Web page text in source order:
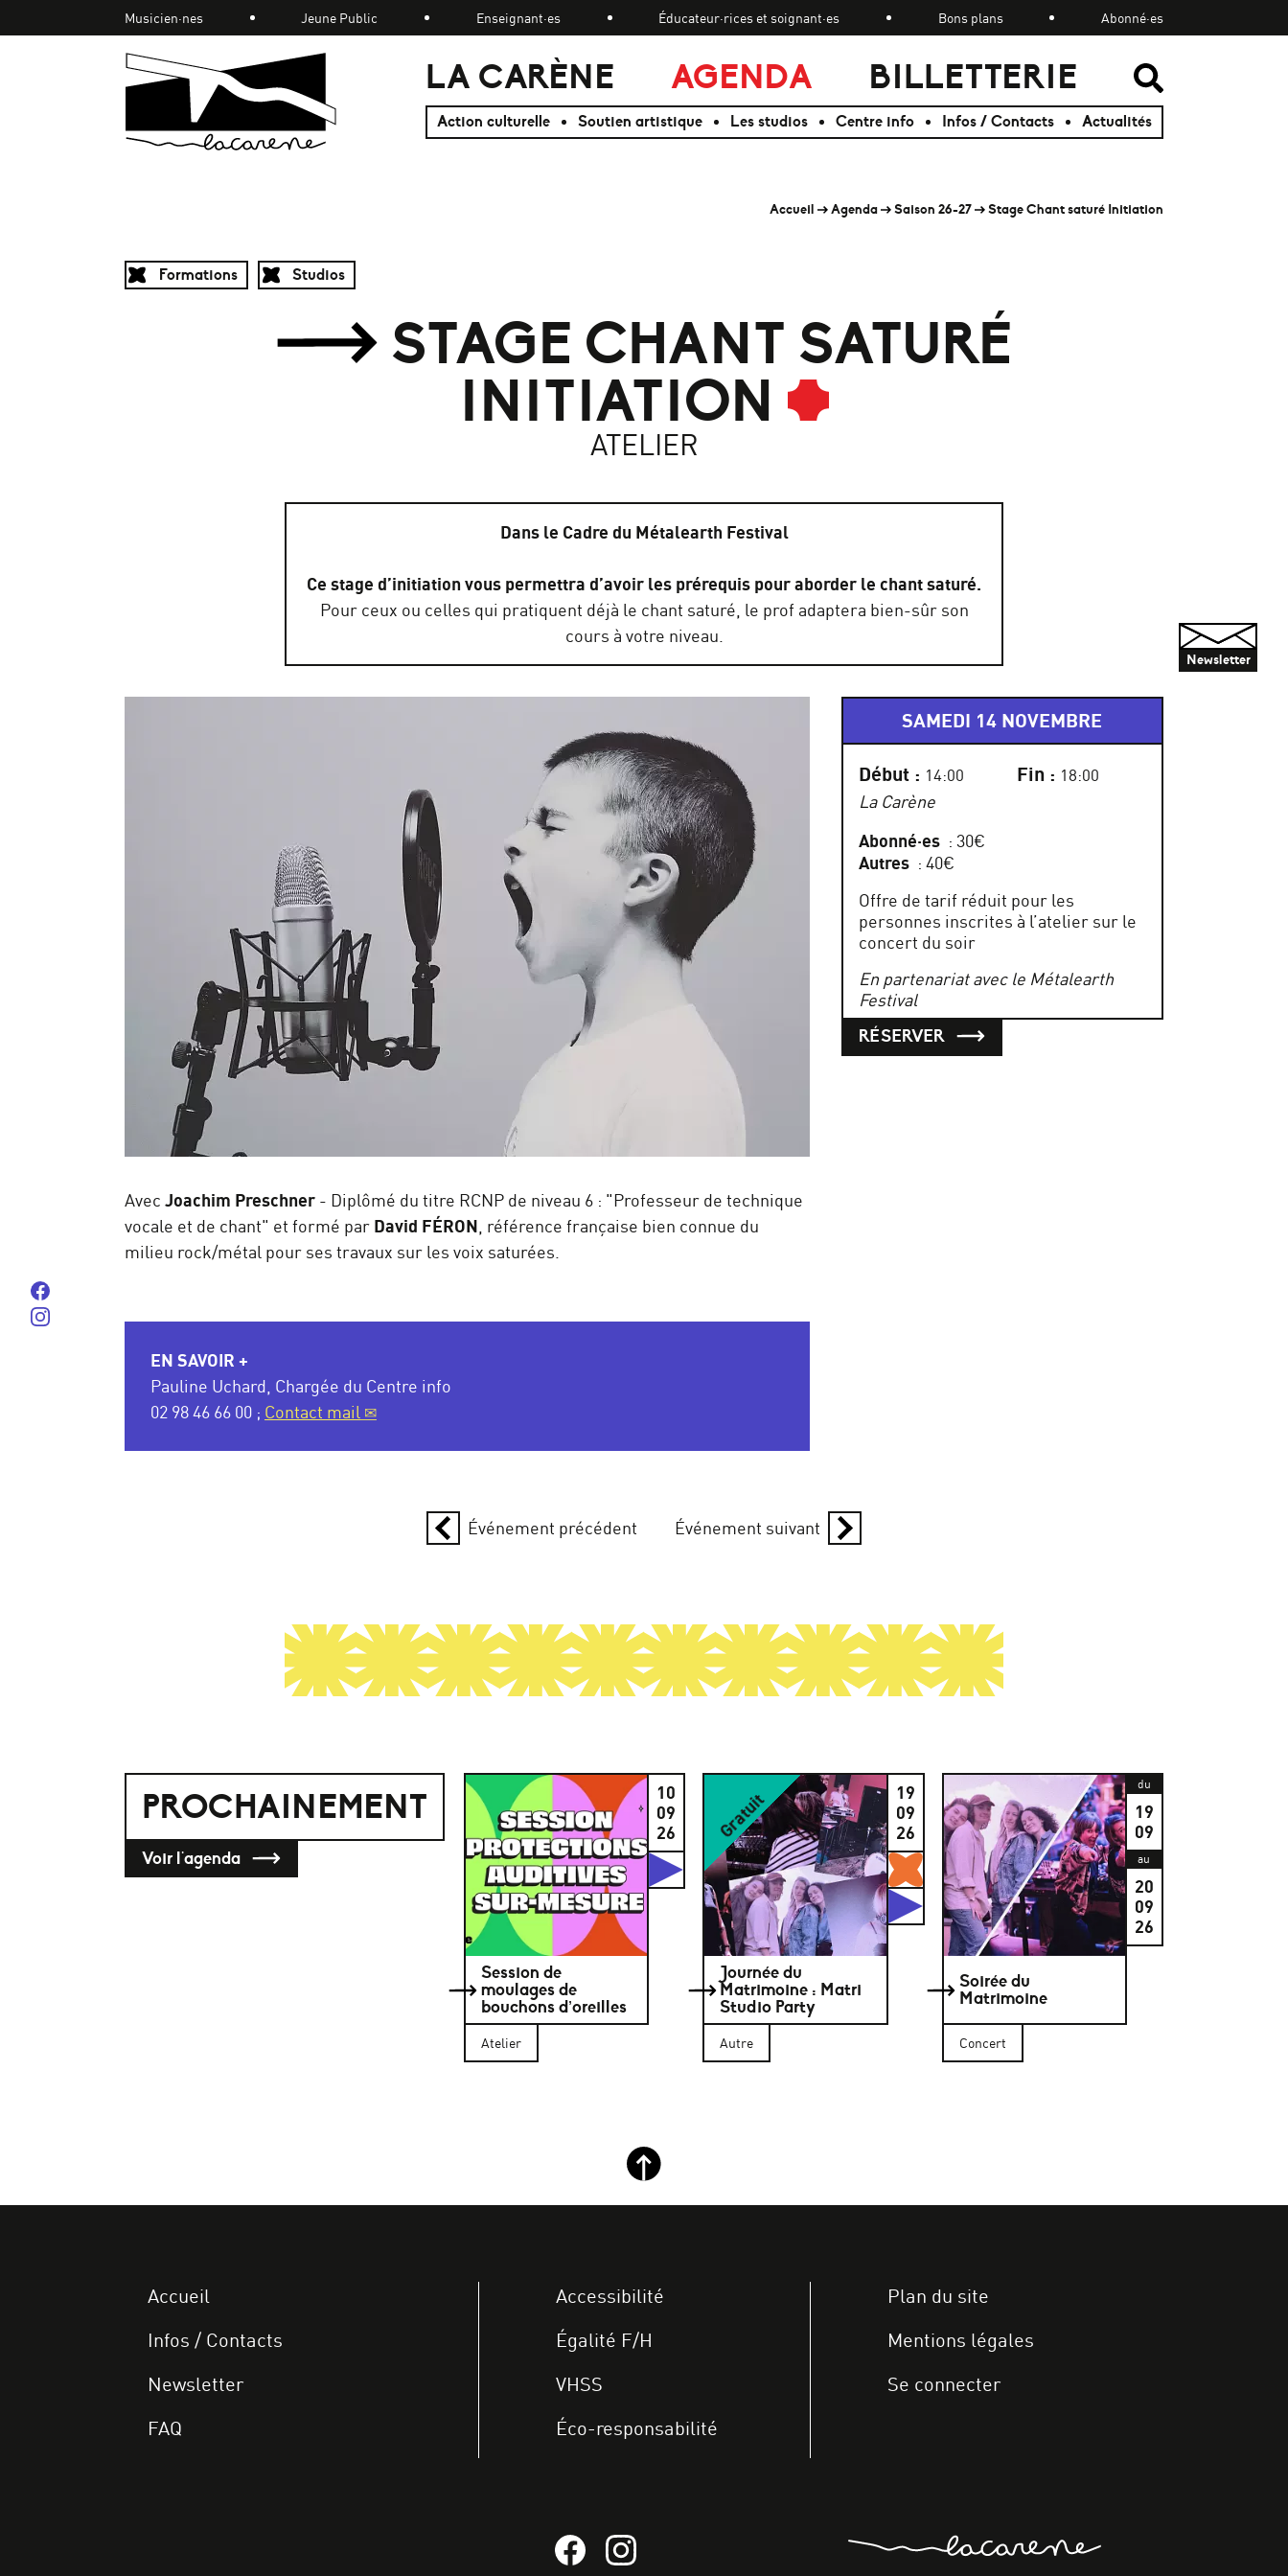
Panneau de gestion des cookies
Accueil LA CARÈNE AGENDA BILLETTERIE
Action culturelle Soutien artistique Les studios Centre info Infos / Contacts Actualités
Musicien·nes Jeune Public Enseignant·es Éducateur·rices et soignant·es Bons plans Abonné·es
Accueil Agenda Saison 26-27 Stage Chant saturé Initiation
Formations Studios
STAGE CHANT SATURÉ
INITIATION
ATELIER
Dans le Cadre du Métalearth Festival
Ce stage d’initiation vous permettra d’avoir les prérequis pour aborder le chant saturé.
Pour ceux ou celles qui pratiquent déjà le chant saturé, le prof adaptera bien-sûr son
cours à votre niveau.
SAMEDI 14 NOVEMBRE
Début : 14:00 Fin : 18:00
La Carène
Abonné·es : 30€
Autres : 40€
Offre de tarif réduit pour les
personnes inscrites à l’atelier sur le
concert du soir
En partenariat avec le Métalearth
Festival
RÉSERVER
Avec Joachim Preschner - Diplômé du titre RCNP de niveau 6 : "Professeur de technique
vocale et de chant" et formé par David FÉRON , référence française bien connue du
milieu rock/métal pour ses travaux sur les voix saturées.
EN SAVOIR +
Pauline Uchard, Chargée du Centre info
02 98 46 66 00 ; Contact mail
Événement précédent Événement suivant
PROCHAINEMENT
Voir l'agenda
Session de
moulages de
bouchons d’oreilles
10
09
26
Studios
Atelier
Gratuit
Journée du
Matrimoine : Matri
Studio Party
19
09
26
Gratuits
Studios
Autre
Soirée du
Matrimoine
du
19
09
au
20
09
26
Concert
Suivez-nous sur Facebook
Suivez-nous sur instagram
Newsletter
Retour haut de page
Accueil
Infos / Contacts
Newsletter
FAQ
Accessibilité
Égalité F/H
VHSS
Éco-responsabilité
Plan du site
Mentions légales
Se connecter
Suivez-nous sur Facebook
Suivez-nous sur instagram Accueil